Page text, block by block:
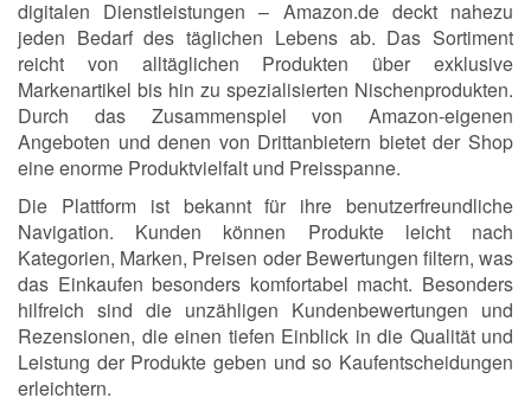
digitalen Dienstleistungen – Amazon.de deckt nahezu
jeden Bedarf des täglichen Lebens ab. Das Sortiment
reicht von alltäglichen Produkten über exklusive
Markenartikel bis hin zu spezialisierten Nischenprodukten.
Durch das Zusammenspiel von Amazon-eigenen
Angeboten und denen von Drittanbietern bietet der Shop
eine enorme Produktvielfalt und Preisspanne.
Die Plattform ist bekannt für ihre benutzerfreundliche
Navigation. Kunden können Produkte leicht nach
Kategorien, Marken, Preisen oder Bewertungen filtern, was
das Einkaufen besonders komfortabel macht. Besonders
hilfreich sind die unzähligen Kundenbewertungen und
Rezensionen, die einen tiefen Einblick in die Qualität und
Leistung der Produkte geben und so Kaufentscheidungen
erleichtern.